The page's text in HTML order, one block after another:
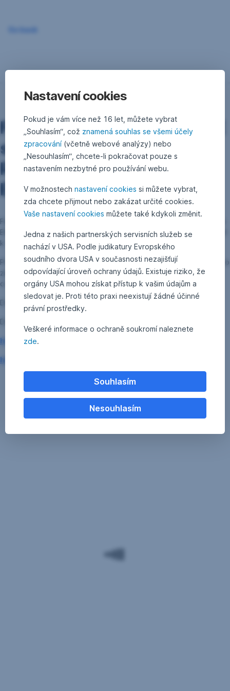
FondERSTE STOCK EUROPE
se sloučí sfondem ERSTE
RESPONSIBLE STOCK
EUROPEke dni 10. 8. 2021
Fond ERSTE STOCK EUROPE (zanikající fond) se slučuje s fondem
ERSTE RESPONSIBLE STOCK EUROPE (přejímající fond) s účinností
k 10. 8. 2021.
Podílníci budou o sloučení informováni přímo dle § 133 rakouského
zákona
o investičních fondech z roku 2011.
Dne 10. 8. 2021 fond ERSTE STOCK EUROPE zaniká.
Další podrobnosti jsou Vám k dispozici na:
https://issuerinfo.oekb.at/dokument.html?doc_id=155529
https://issuerinfo.oekb.at/dokument.html?doc_id=155584
Nastavení cookies
Pokud je vám více než 16 let, můžete vybrat
„Souhlasím“, což znamená souhlas se všemi účely
zpracování(včetně webové analýzy) nebo
„Nesouhlasím“, chcete-li pokračovat pouze s
nastavením nezbytné pro používání webu.
V možnostech nastavení cookies si můžete vybrat,
zda chcete přijmout nebo zakázat určité cookies.
Vaše nastavení cookies můžete také kdykoli změnit.
Jedna z našich partnerských servisních služeb se
nachází v USA. Podle judikatury Evropského
soudního dvora USA v současnosti nezajišťují
odpovídající úroveň ochrany údajů. Existuje riziko, že
orgány USA mohou získat přístup k vašim údajům a
sledovat je. Proti této praxi neexistují žádné účinné
právní prostředky.
Veškeré informace o ochraně soukromí naleznete
zde.
Souhlasím
Nesouhlasím